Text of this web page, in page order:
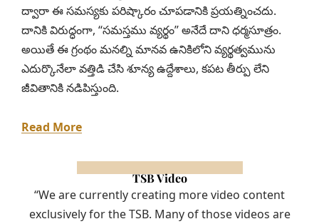
ద్వారా ఈ సమస్యకు పరిష్కారం చూపడానికి ప్రయత్నించదు.
దానికి విరుద్ధంగా, ‘‘సమస్తము వ్యర్థం’’ అనేదే దాని ధర్మసూత్రం.
అయితే ఈ గ్రంథం మనల్ని మానవ ఉనికిలోని వ్యర్థత్వమును
ఎదుర్కొనేలా వత్తిడి చేసి శూన్య ఉద్దేశాలు, కపట తీర్పు లేని
జీవితానికి నడిపిస్తుంది.
Read More
TSB Video
“We are currently creating more video content
exclusively for the TSB. Many of those videos are